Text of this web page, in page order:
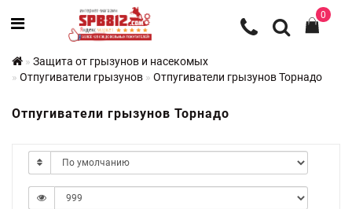
0
Защита от грызунов и насекомых
Отпугиватели грызунов
Отпугиватели грызунов Торнадо
Отпугиватели грызунов Торнадо